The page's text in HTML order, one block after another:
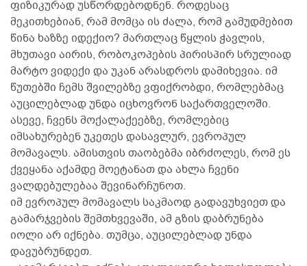
ფიზიკურად უსწორდებოდნენ. როდესაც
მეკითხებიან, რამ მომცა ის ძალა, რომ გამუდმებით
წინა ხაზზე იდექიო? მართლაც წყლის ჭავლის,
მხუთავი აირის, რობოკოპების პირისპირ სრულიად
მარტო ვიდექი და უკან არასდროს დამიხევია. იმ
წუთებში ჩემს შვილებზე ვფიქრობდი, რომლებმაც
აუცილებლად უნდა იცხოვრონ საქართველოში.
ასევე, ჩვენს მოქალაქეებზე, რომლებიც
იმსახურებენ უკეთეს დასავლურ, ევროპულ
მომავალს. ამისთვის თაობებმა იბრძოლეს, რომ ეს
ქვეყანა აქამდე მოეტანათ და ახლა ჩვენი
ვალდებულებაა შევინარჩუნოთ.
იმ ევროპულ მომავალს საკმაოდ გადავუხვიეთ და
გამარჯვების შემთხვევაში, ამ გზის დაბრუნება
იოლი არ იქნება. თუმცა, აუცილებლად უნდა
დავუბრუნდეთ.